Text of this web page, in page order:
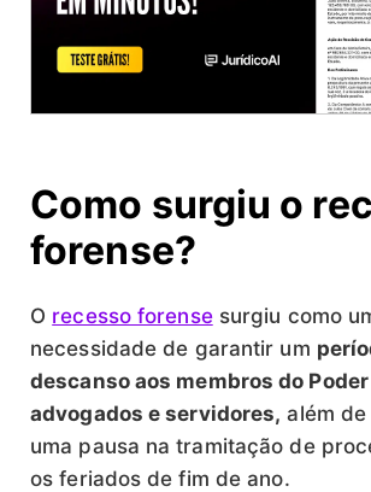
Como surgiu o
forense?
O recesso forensesurgiu como
necessidade de garantir um
descanso aos membros do
advogados e servidores, além
uma pausa na tramitação de
os feriados de fim de ano.